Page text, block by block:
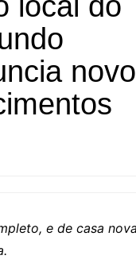
novo
e de casa nova